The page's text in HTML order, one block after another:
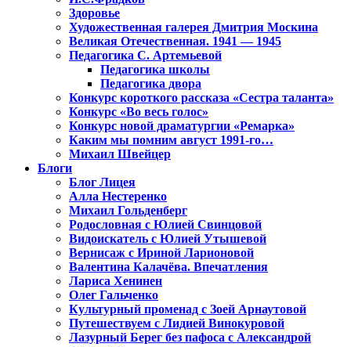
Здоровье
Художественная галерея Дмитрия Москина
Великая Отечественная. 1941 — 1945
Педагогика С. Артемьевой
Педагогика школы
Педагогика двора
Конкурс короткого рассказа «Сестра таланта»
Конкурс «Во весь голос»
Конкурс новой драматургии «Ремарка»
Каким мы помним август 1991-го…
Михаил Швейцер
Блоги
Блог Лицея
Алла Нестеренко
Михаил Гольденберг
Родословная с Юлией Свинцовой
Видоискатель с Юлией Утышевой
Вернисаж с Ириной Ларионовой
Валентина Калачёва. Впечатления
Лариса Хенинен
Олег Гальченко
Культурный променад с Зоей Арнаутовой
Путешествуем с Лидией Винокуровой
Лазурный Берег без пафоса с Александрой